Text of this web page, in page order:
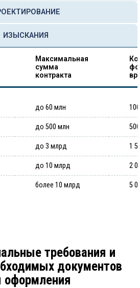
ИЗЫСКАНИЯ
Максимальная
сумма
контракта
до 60 млн
до 500 млн
до 3 млрд 1
до 10 млрд 2
более 10 млрд 5
требования и
документов
оформления